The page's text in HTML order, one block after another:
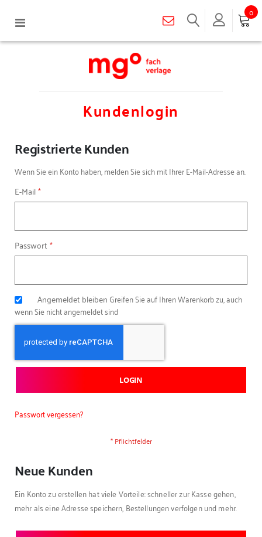
Navigation
0
Kundenlogin
Registrierte Kunden
Wenn Sie ein Konto haben, melden Sie sich mit Ihrer E-Mail-Adresse an.
E-Mail
Passwort
Angemeldet bleiben Greifen Sie auf Ihren Warenkorb zu, auch
wenn Sie nicht angemeldet sind
LOGIN
Passwort vergessen?
Neue Kunden
Ein Konto zu erstellen hat viele Vorteile: schneller zur Kasse gehen,
mehr als eine Adresse speichern, Bestellungen verfolgen und mehr.